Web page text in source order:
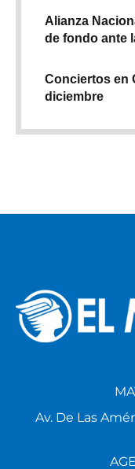
Alianza
de fondo ante
Conciertos en
diciembre
Av. De Las